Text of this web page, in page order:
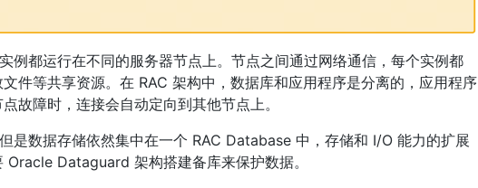
例都运行在不同的服务器节点上。节点之间通过网络通信，每个实例都
件等共享资源。在 RAC 架构中，数据库和应用程序是分离的，应用程序
故障时，连接会自动定向到其他节点上。
是数据存储依然集中在一个 RAC Database 中，存储和 I/O 能力的扩展
Dataguard 架构搭建备库来保护数据。